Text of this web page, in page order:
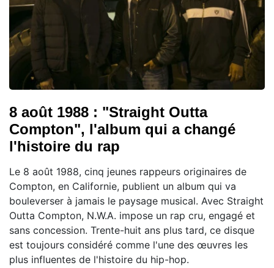
8 août 1988 : "Straight Outta
Compton", l'album qui a changé
l'histoire du rap
Le 8 août 1988, cinq jeunes rappeurs originaires de
Compton, en Californie, publient un album qui va
bouleverser à jamais le paysage musical. Avec Straight
Outta Compton, N.W.A. impose un rap cru, engagé et
sans concession. Trente-huit ans plus tard, ce disque
est toujours considéré comme l'une des œuvres les
plus influentes de l'histoire du hip-hop.